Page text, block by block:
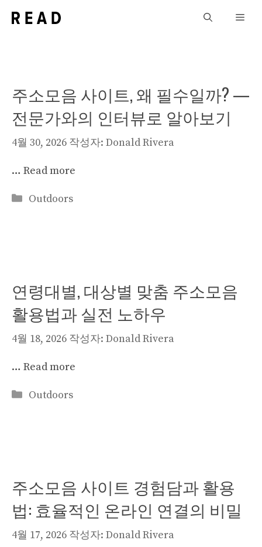
주소모음 사이트, 왜 필수일까? —
전문가와의 인터뷰로 알아보기
4월 30, 2026 작성자: Donald Rivera
… Read more
카
Outdoors
연령대별, 대상별 맞춤 주소모음
활용법과 실전 노하우
4월 18, 2026 작성자: Donald Rivera
… Read more
카
Outdoors
주소모음 사이트 경험담과 활용
법: 효율적인 온라인 연결의 비밀
4월 17, 2026 작성자: Donald Rivera